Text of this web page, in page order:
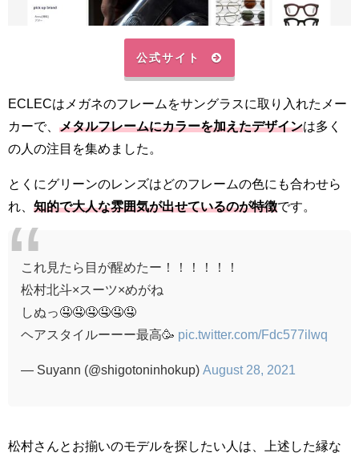
公式サイト
ECLECはメガネのフレームをサングラスに取り入れたメー
カーで、 メタルフレームにカラーを加えたデザインは多く
の人の注目を集めました。
とくにグリーンのレンズはどのフレームの色にも合わせら
れ、 知的で大人な雰囲気が出せているのが特徴です。
これ見たら目が醒めたー！！！！！！
松村北斗×スーツ×めがね
しぬっ🤤🤤🤤🤤🤤🤤
ヘアスタイルーーー最高🥳 pic.twitter.com/Fdc577ilwq
— Suуann (@shigotoninhokup) August 28, 2021
松村さんとお揃いのモデルを探したい人は、上述した縁な